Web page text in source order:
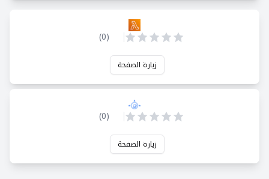
(
0
)
زيارة الصفحة
(
0
)
زيارة الصفحة